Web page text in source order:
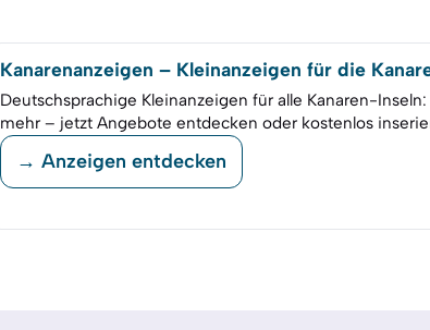
Kanarenanzeigen – Kleinanzeigen für die
Deutschsprachige Kleinanzeigen für alle Kanaren-
mehr – jetzt Angebote entdecken oder kostenlos
→ Anzeigen entdecken